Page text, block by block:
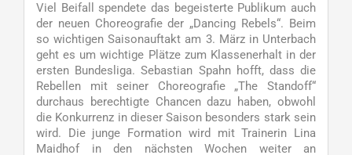
Viel Beifall spendete das begeisterte Publikum auch
der neuen Choreografie der „Dancing Rebels“. Beim
so wichtigen Saisonauftakt am 3. März in Unterbach
geht es um wichtige Plätze zum Klassenerhalt in der
ersten Bundesliga. Sebastian Spahn hofft, dass die
Rebellen mit seiner Choreografie „The Standoff“
durchaus berechtigte Chancen dazu haben, obwohl
die Konkurrenz in dieser Saison besonders stark sein
wird. Die junge Formation wird mit Trainerin Lina
Maidhof in den nächsten Wochen weiter an